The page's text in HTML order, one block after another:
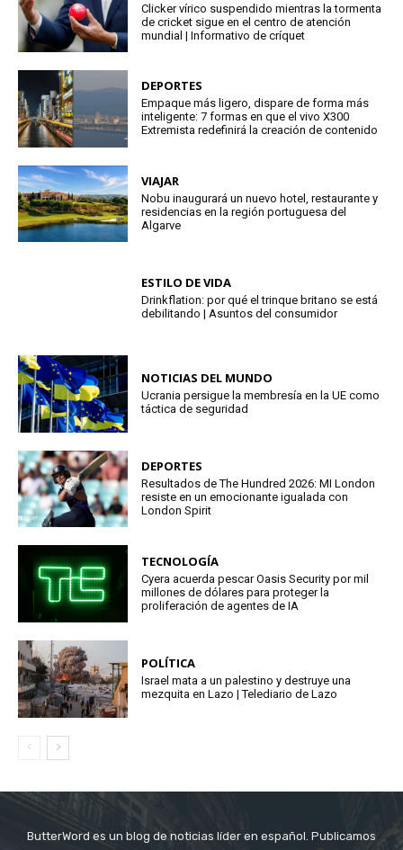
Clicker vírico suspendido mientras la tormenta
de cricket sigue en el centro de atención
mundial | Informativo de críquet
DEPORTES
Empaque más ligero, dispare de forma más
inteligente: 7 formas en que el vivo X300
Extremista redefinirá la creación de contenido
VIAJAR
Nobu inaugurará un nuevo hotel, restaurante y
residencias en la región portuguesa del
Algarve
ESTILO DE VIDA
Drinkflation: por qué el trinque britano se está
debilitando | Asuntos del consumidor
NOTICIAS DEL MUNDO
Ucrania persigue la membresía en la UE como
táctica de seguridad
DEPORTES
Resultados de The Hundred 2026: MI London
resiste en un emocionante igualada con
London Spirit
TECNOLOGÍA
Cyera acuerda pescar Oasis Security por mil
millones de dólares para proteger la
proliferación de agentes de IA
POLÍTICA
Israel mata a un palestino y destruye una
mezquita en Lazo | Telediario de Lazo
ButterWord es un blog de noticias líder en español. Publicamos